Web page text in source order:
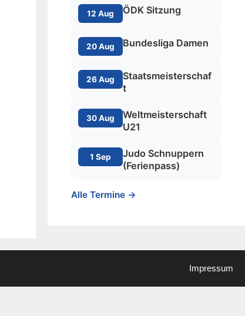
12 Aug ÖDK Sitzung
20 Aug Bundesliga Damen
26 Aug
Staatsmeisterschaf
t
30 Aug
Weltmeisterschaft
U21
1 Sep
Judo Schnuppern
(Ferienpass)
Alle Termine →
Impressum